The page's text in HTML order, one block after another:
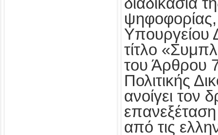
Υπουργείου
τίτλο
του Άρθρου
Πολιτικής
ανοίγει τον
από τις